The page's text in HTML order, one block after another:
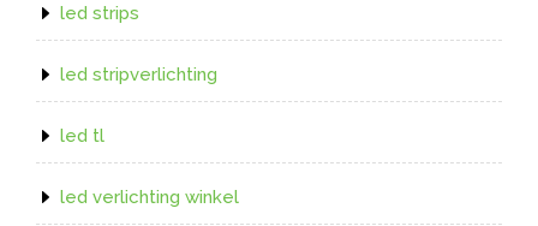
led strips
led stripverlichting
led tl
led verlichting winkel